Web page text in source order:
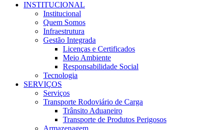
INSTITUCIONAL
Institucional
Quem Somos
Infraestrutura
Gestão Integrada
Licenças e Certificados
Meio Ambiente
Responsabilidade Social
Tecnologia
SERVIÇOS
Serviços
Transporte Rodoviário de Carga
Trânsito Aduaneiro
Transporte de Produtos Perigosos
Armazenagem